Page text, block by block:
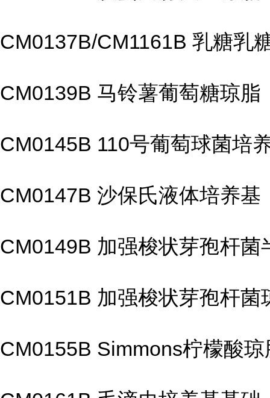
CM0137B/CM1161B 乳糖乳
CM0139B 马铃薯葡萄糖琼脂
CM0145B 110号葡萄球菌培
CM0147B 沙保氏液体培养基
CM0149B 加强梭状芽孢杆菌
CM0151B 加强梭状芽孢杆菌
CM0155B Simmons柠檬酸琼